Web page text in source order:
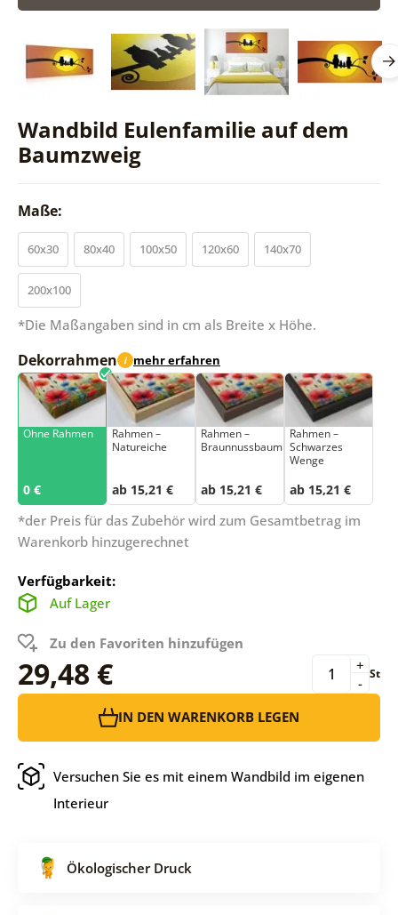
Wandbild Eulenfamilie auf dem
Baumzweig
Maße:
60x30 80x40 100x50 120x60 140x70
200x100
*Die Maßangaben sind in cm als Breite x Höhe.
Dekorrahmen i mehr erfahren
Ohne Rahmen
0 €
Rahmen –
Natureiche
ab 15,21 €
Rahmen –
Braunnussbaum
ab 15,21 €
Rahmen –
Schwarzes
Wenge
ab 15,21 €
*der Preis für das Zubehör wird zum Gesamtbetrag im
Warenkorb hinzugerechnet
Verfügbarkeit:
Auf Lager
Zu den Favoriten hinzufügen
29,48 € -
+ St
IN DEN WARENKORB LEGEN
Versuchen Sie es mit einem Wandbild im eigenen
Interieur
Ökologischer Druck